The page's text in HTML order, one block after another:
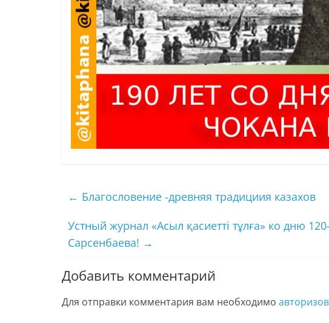
← Благословение -древняя традициия казахов
Устный журнал «Асыл қасиетті тұлға» ко дню
Сарсенбаева! →
Добавить комментарий
Для отправки комментария вам необходимо